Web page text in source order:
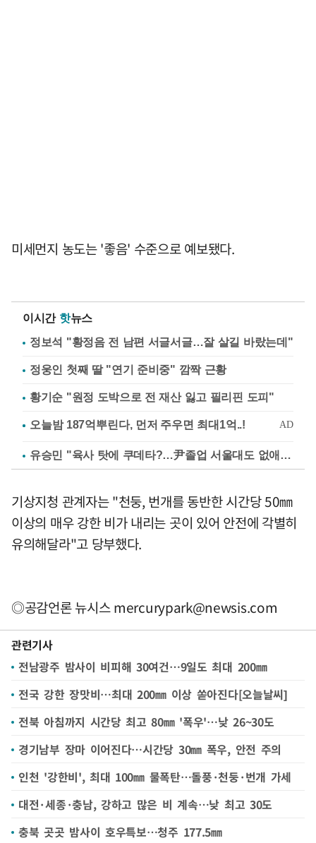
미세먼지 농도는 '좋음' 수준으로 예보됐다.
이시간 핫뉴스
정보석 "황정음 전 남편 서글서글…잘 살길 바랐는데"
정웅인 첫째 딸 "연기 준비중" 깜짝 근황
황기순 "원정 도박으로 전 재산 잃고 필리핀 도피"
유승민 "육사 탓에 쿠데타?…尹졸업 서울대도 없애나"
기상지청 관계자는 "천둥, 번개를 동반한 시간당 50㎜
이상의 매우 강한 비가 내리는 곳이 있어 안전에 각별히
유의해달라"고 당부했다.
◎공감언론 뉴시스mercurypark@newsis.com
관련기사
전남광주 밤사이 비피해 30여건…9일도 최대 200㎜
전국 강한 장맛비…최대 200㎜ 이상 쏟아진다[오늘날씨]
전북 아침까지 시간당 최고 80㎜ '폭우'…낮 26~30도
경기남부 장마 이어진다…시간당 30㎜ 폭우, 안전 주의
인천 '강한비', 최대 100㎜ 물폭탄…돌풍·천둥·번개 가세
대전·세종·충남, 강하고 많은 비 계속…낮 최고 30도
충북 곳곳 밤사이 호우특보…청주 177.5㎜